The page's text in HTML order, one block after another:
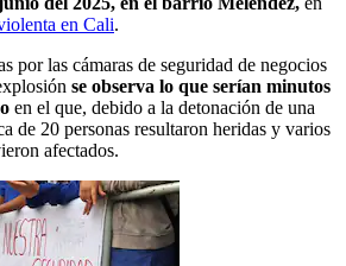
en Cali.
por las cámaras de seguridad de negocios
se observa lo que serían minutos
en el que, debido a la detonación de una
de 20 personas resultaron heridas y varios
afectados.